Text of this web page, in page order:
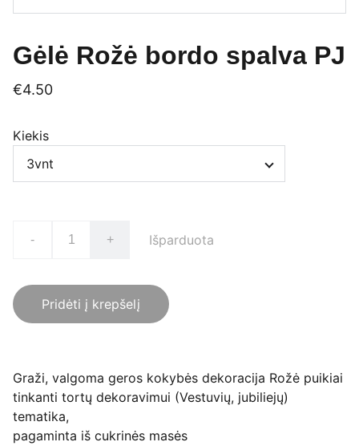
Gėlė Rožė bordo spalva PJ
€4.50
Kiekis
- + Išparduota
Pridėti į krepšelį
Graži, valgoma geros kokybės dekoracija Rožė puikiai
tinkanti tortų dekoravimui (Vestuvių, jubiliejų)
tematika,
pagaminta iš cukrinės masės